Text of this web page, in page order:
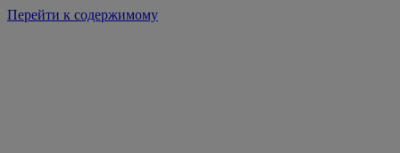
Перейти к содержимому